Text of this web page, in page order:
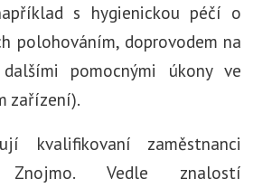
s hygienickou péčí o
polohováním, doprovodem na
pomocnými úkony ve
zařízení).
kvalifikovaní zaměstnanci
Znojmo. Vedle znalostí